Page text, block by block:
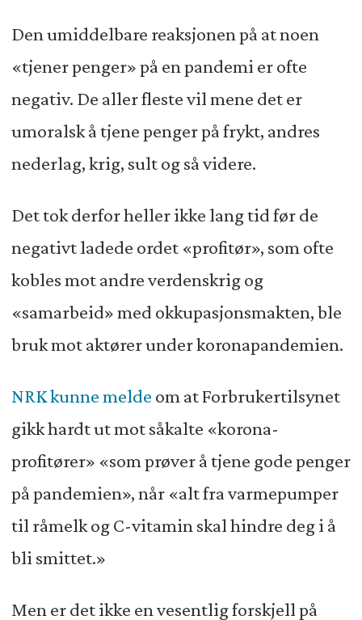
Den umiddelbare reaksjonen på at noen
«tjener penger» på en pandemi er ofte
negativ. De aller fleste vil mene det er
umoralsk å tjene penger på frykt, andres
nederlag, krig, sult og så videre.
Det tok derfor heller ikke lang tid før de
negativt ladede ordet «profitør», som ofte
kobles mot andre verdenskrig og
«samarbeid» med okkupasjonsmakten, ble
bruk mot aktører under koronapandemien.
NRK kunne melde om at Forbrukertilsynet
gikk hardt ut mot såkalte «korona-
profitører» «som prøver å tjene gode penger
på pandemien», når «alt fra varmepumper
til råmelk og C-vitamin skal hindre deg i å
bli smittet.»
Men er det ikke en vesentlig forskjell på